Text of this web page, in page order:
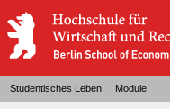
Studentisches Leben Module